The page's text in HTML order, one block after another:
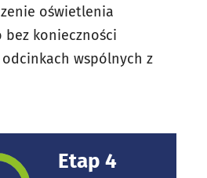
oświetlenia
bez konieczności
wspólnych z
Etap 4